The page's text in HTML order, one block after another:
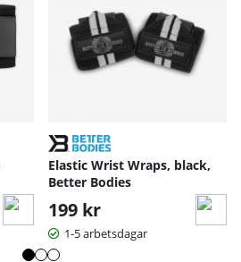
Elastic Wrist Wraps, black,
Better Bodies
199 kr
1-5 arbetsdagar